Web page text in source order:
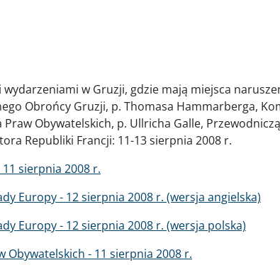
w Gruzji, gdzie mają miejsca
Obrońcy Gruzji, p. Thomasa Hammarberga,
Obywatelskich, p. Ullricha Galle,
Republiki Francji: 11-13 sierpnia 2008 r.
sierpnia 2008 r.
Europy - 12 sierpnia 2008 r. (wersja angielska)
Europy - 12 sierpnia 2008 r. (wersja polska)
Obywatelskich - 11 sierpnia 2008 r.